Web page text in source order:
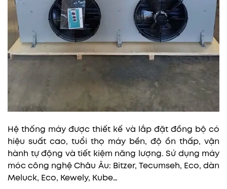
Hệ thống máy được thiết kế và lắp đặt đồng bộ có
hiệu suất cao, tuổi thọ máy bền, độ ồn thấp, vận
hành tự động và tiết kiệm năng lượng. Sử dụng máy
móc công nghệ Châu Âu: Bitzer, Tecumseh, Eco, dàn
Meluck, Eco, Kewely, Kube…